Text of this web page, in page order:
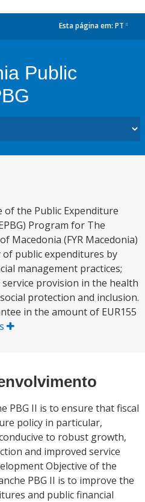
Esta página em: PT
Public
of the Public Expenditure
Program for The
Macedonia (FYR Macedonia)
public expenditures by
management practices;
provision in the health
protection and inclusion.
in the amount of EUR155
PBG II is to ensure that fiscal
policy in particular,
to robust growth,
and improved service
Objective of the
PBG II is to improve the
and public financial